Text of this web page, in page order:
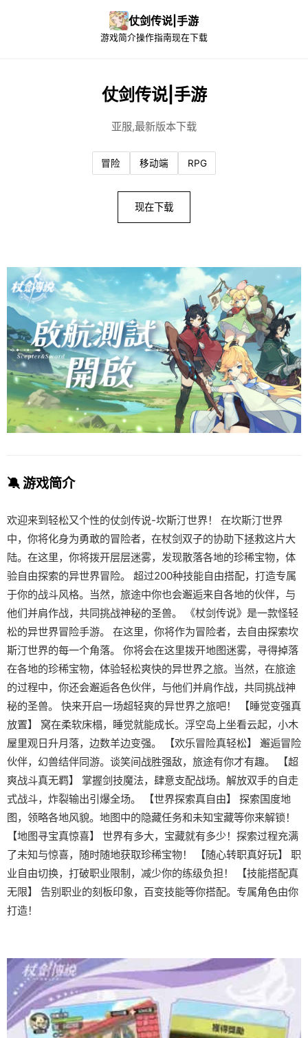
仗剑传说|手游
游戏简介操作指南现在下载
仗剑传说|手游
亚服,最新版本下载
冒险 移动端 RPG
现在下载
🔕 游戏简介
欢迎来到轻松又个性的仗剑传说-坎斯汀世界！ 在坎斯汀世界
中，你将化身为勇敢的冒险者，在杖剑双子的协助下拯救这片大
陆。在这里，你将拨开层层迷雾，发现散落各地的珍稀宝物，体
验自由探索的异世界冒险。 超过200种技能自由搭配，打造专属
于你的战斗风格。当然，旅途中你也会邂逅来自各地的伙伴，与
他们并肩作战，共同挑战神秘的圣兽。 《杖剑传说》是一款怪轻
松的异世界冒险手游。 在这里，你将作为冒险者，去自由探索坎
斯汀世界的每一个角落。 你将会在这里拨开地图迷雾，寻得掉落
在各地的珍稀宝物，体验轻松爽快的异世界之旅。当然，在旅途
的过程中，你还会邂逅各色伙伴，与他们并肩作战，共同挑战神
秘的圣兽。 快来开启一场超轻爽的异世界之旅吧！ 【睡觉变强真
放置】 窝在柔软床榻，睡觉就能成长。浮空岛上坐看云起，小木
屋里观日升月落，边数羊边变强。 【欢乐冒险真轻松】 邂逅冒险
伙伴，幻兽结伴同游。谈笑间战胜强敌，旅途有你才有趣。 【超
爽战斗真无羁】 掌握剑技魔法，肆意支配战场。解放双手的自走
式战斗，炸裂输出引爆全场。 【世界探索真自由】 探索国度地
图，领略各地风貌。地图中的隐藏任务和未知宝藏等你来解锁！
【地图寻宝真惊喜】 世界有多大，宝藏就有多少！探索过程充满
了未知与惊喜，随时随地获取珍稀宝物！ 【随心转职真好玩】 职
业自由切换，打破职业限制，减少你的练级负担！ 【技能搭配真
无限】 告别职业的刻板印象，百变技能等你搭配。专属角色由你
打造！